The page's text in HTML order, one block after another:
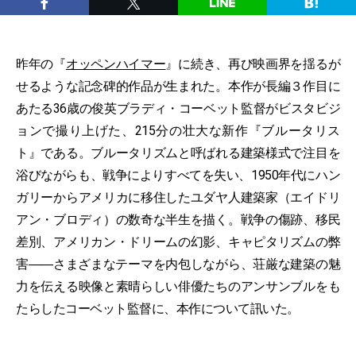
昨年の『オッペンハイマー』に続き、再び映画界を揺るが
せるような記念碑的作品が生まれた。本作が長編３作目に
あたる36歳の俊英ブラディ・コーベット監督がビスタビジ
ョンで撮り上げた、215分の壮大な新作『ブルータリス
ト』である。ブルータリズムと呼ばれる建築様式で注目を
浴びながらも、戦争によりすべてを失い、1950年代にハン
ガリーからアメリカに移住したユダヤ人建築家（エイドリ
アン・ブロディ）の数奇な半生を描く。戦争の傷跡、移民
差別、アメリカン・ドリームの幻影、キャピタリズムの弊
害――さまざまなテーマを内包しながら、荘厳な建築の魅
力を伝える映像と素晴らしい俳優たちのアンサンブルをも
たらしたコーベット監督に、本作について訊いた。